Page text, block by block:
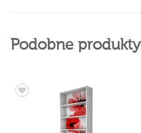
Podobne produkty